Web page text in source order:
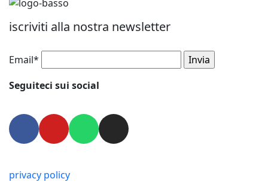
iscriviti alla nostra newsletter
Email*
Seguiteci sui social
privacy policy